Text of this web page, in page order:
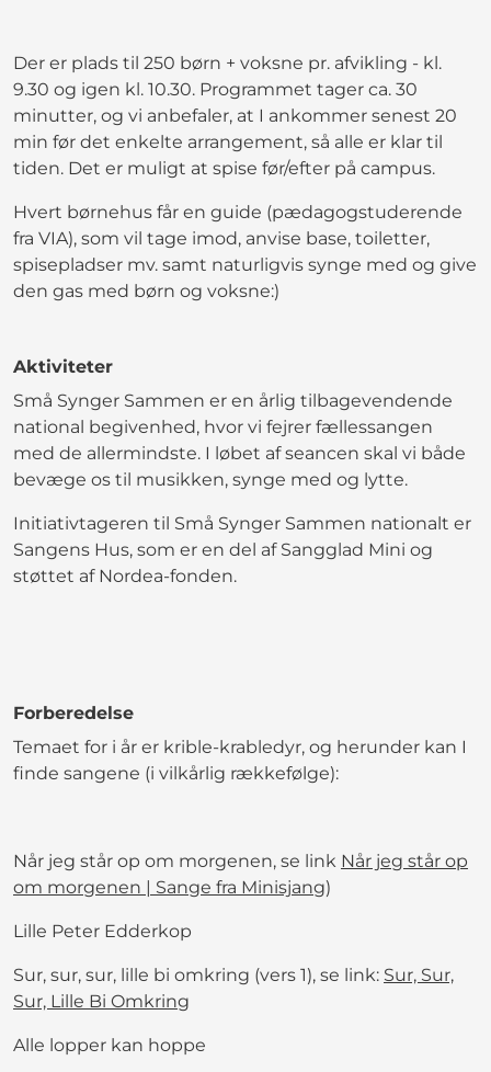
Der er plads til 250 børn + voksne pr. afvikling - kl.
9.30 og igen kl. 10.30. Programmet tager ca. 30
minutter, og vi anbefaler, at I ankommer senest 20
min før det enkelte arrangement, så alle er klar til
tiden. Det er muligt at spise før/efter på campus.
Hvert børnehus får en guide (pædagogstuderende
fra VIA), som vil tage imod, anvise base, toiletter,
spisepladser mv. samt naturligvis synge med og give
den gas med børn og voksne:)
Aktiviteter
Små Synger Sammen er en årlig tilbagevendende
national begivenhed, hvor vi fejrer fællessangen
med de allermindste. I løbet af seancen skal vi både
bevæge os til musikken, synge med og lytte.
Initiativtageren til Små Synger Sammen nationalt er
Sangens Hus, som er en del af Sangglad Mini og
støttet af Nordea-fonden.
Forberedelse
Temaet for i år er krible-krabledyr, og herunder kan I
finde sangene (i vilkårlig rækkefølge):
Når jeg står op om morgenen, se link Når jeg står op
om morgenen | Sange fra Minisjang)
Lille Peter Edderkop
Sur, sur, sur, lille bi omkring (vers 1), se link: Sur, Sur,
Sur, Lille Bi Omkring
Alle lopper kan hoppe